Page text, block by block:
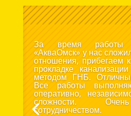
За время работы
«АкваОмск» у нас
отношения, прибегаем
прокладке
методом ГНБ.
Все работы
оперативно,
сложности.
сотрудничеством.